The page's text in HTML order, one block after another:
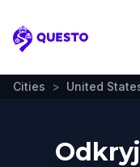
Questo
Cities > United